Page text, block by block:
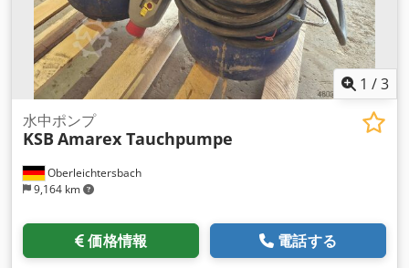
1 /3
Oberleichtersbach
9,164 km
水中ポンプ
KSB Amarex Tauchpumpe
価格情報 電話する